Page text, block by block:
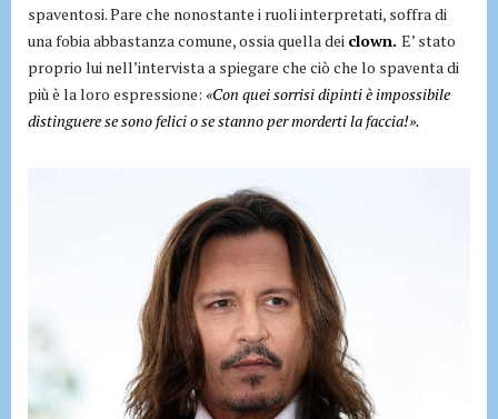
spaventosi. Pare che nonostante i ruoli interpretati, soffra di
una fobia abbastanza comune, ossia quella dei clown. E’ stato
proprio lui nell’intervista a spiegare che ciò che lo spaventa di
più è la loro espressione: «Con quei sorrisi dipinti è impossibile
distinguere se sono felici o se stanno per morderti la faccia!».